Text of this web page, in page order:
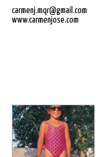
carmenj.mqr@gmail.com
www.carmenjose.com